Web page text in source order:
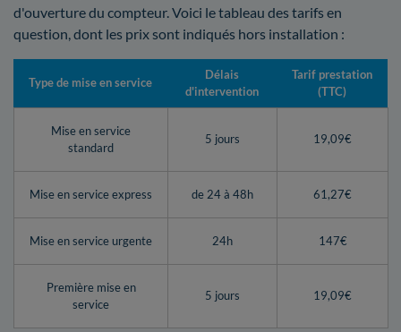
d'ouverture du compteur. Voici le tableau des tarifs en
question, dont les prix sont indiqués hors installation :
Type de mise en service
Délais
d'intervention
Tarif prestation
(TTC)
Mise en service
standard
5 jours 19,09€
Mise en service express de 24 à 48h 61,27€
Mise en service urgente 24h 147€
Première mise en
service
5 jours 19,09€